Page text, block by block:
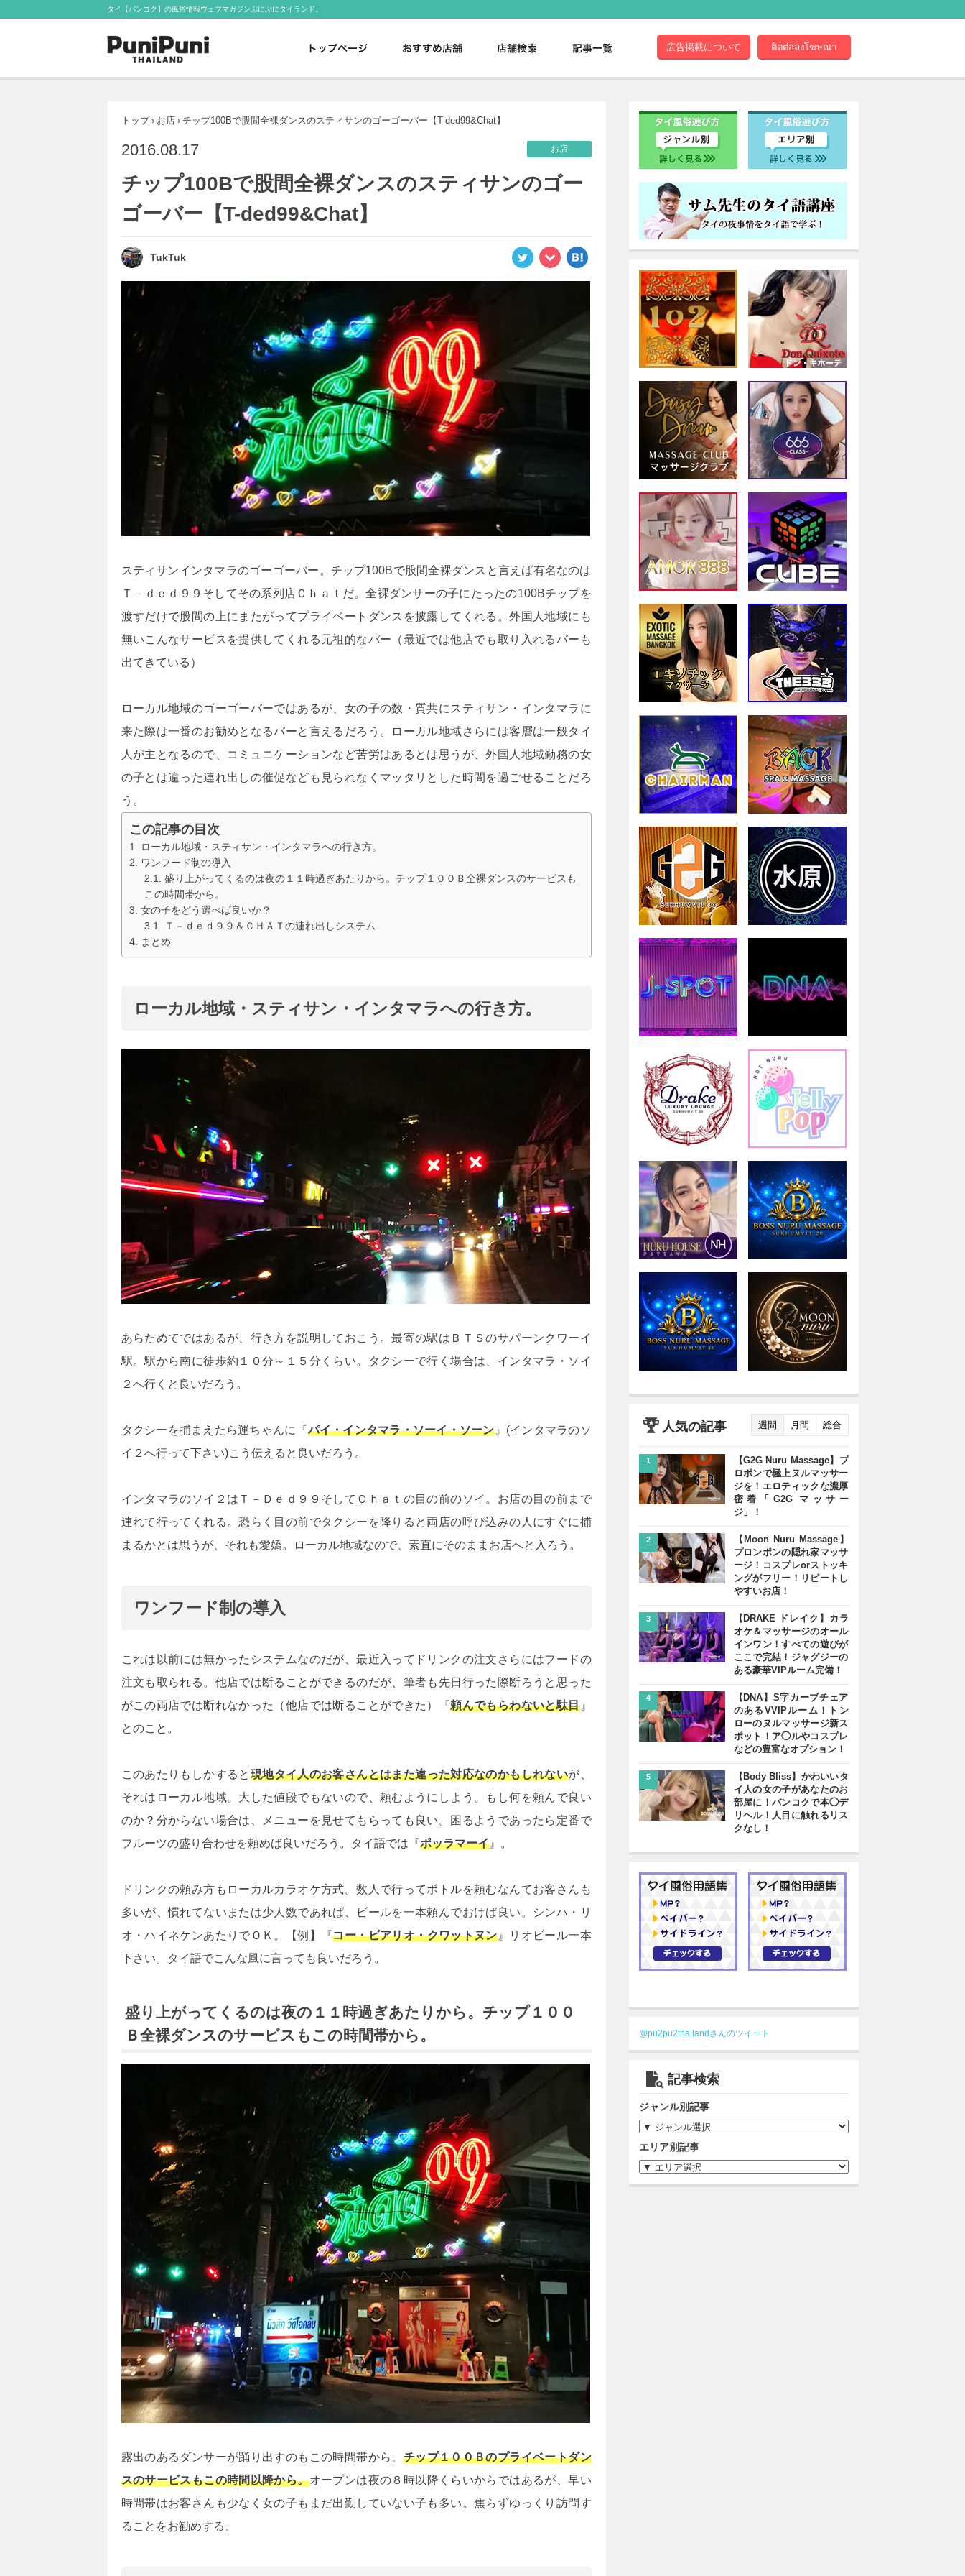
タイ【バンコク】の風俗情報ウェブマガジンぷにぷにタイランド。
広告掲載について ติดต่อลงโฆษณา
トップ › お店 › チップ100Bで股間全裸ダンスのスティサンのゴーゴーバー【T-ded99&Chat】
2016.08.17 お店
チップ100Bで股間全裸ダンスのスティサンのゴー
ゴーバー【T-ded99&Chat】
TukTuk
スティサンインタマラのゴーゴーバー。チップ100Bで股間全裸ダンスと言えば有名なのは
Ｔ－ｄｅｄ９９そしてその系列店Ｃｈａｔだ。全裸ダンサーの子にたったの100Bチップを
渡すだけで股間の上にまたがってプライベートダンスを披露してくれる。外国人地域にも
無いこんなサービスを提供してくれる元祖的なバー（最近では他店でも取り入れるバーも
出てきている）
ローカル地域のゴーゴーバーではあるが、女の子の数・質共にスティサン・インタマラに
来た際は一番のお勧めとなるバーと言えるだろう。ローカル地域さらには客層は一般タイ
人が主となるので、コミュニケーションなど苦労はあるとは思うが、外国人地域勤務の女
の子とは違った連れ出しの催促なども見られなくマッタリとした時間を過ごせることだろ
う。
この記事の目次
ローカル地域・スティサン・インタマラへの行き方。
ワンフード制の導入
盛り上がってくるのは夜の１１時過ぎあたりから。チップ１００Ｂ全裸ダンスのサービスも
この時間帯から。
女の子をどう選べば良いか？
Ｔ－ｄｅｄ９９＆ＣＨＡＴの連れ出しシステム
まとめ
ローカル地域・スティサン・インタマラへの行き方。
あらためてではあるが、行き方を説明しておこう。最寄の駅はＢＴＳのサパーンクワーイ
駅。駅から南に徒歩約１０分～１５分くらい。タクシーで行く場合は、インタマラ・ソイ
２へ行くと良いだろう。
タクシーを捕まえたら運ちゃんに『パイ・インタマラ・ソーイ・ソーン』(インタマラのソ
イ２へ行って下さい)こう伝えると良いだろう。
インタマラのソイ２はＴ－Ｄｅｄ９９そしてＣｈａｔの目の前のソイ。お店の目の前まで
連れて行ってくれる。恐らく目の前でタクシーを降りると両店の呼び込みの人にすぐに捕
まるかとは思うが、それも愛嬌。ローカル地域なので、素直にそのままお店へと入ろう。
ワンフード制の導入
これは以前には無かったシステムなのだが、最近入ってドリンクの注文さらにはフードの
注文も取られる。他店では断ることができるのだが、筆者も先日行った際断ろうと思った
がこの両店では断れなかった（他店では断ることができた）『頼んでもらわないと駄目』
とのこと。
このあたりもしかすると 現地タイ人のお客さんとはまた違った対応なのかもしれないが、
それはローカル地域。大した値段でもないので、頼むようにしよう。もし何を頼んで良い
のか？分からない場合は、メニューを見せてもらっても良い。困るようであったら定番で
フルーツの盛り合わせを頼めば良いだろう。タイ語では『ポッラマーイ』。
ドリンクの頼み方もローカルカラオケ方式。数人で行ってボトルを頼むなんてお客さんも
多いが、慣れてないまたは少人数であれば、ビールを一本頼んでおけば良い。シンハ・リ
オ・ハイネケンあたりでＯＫ。【例】『コー・ビアリオ・クワットヌン』リオビール一本
下さい。タイ語でこんな風に言っても良いだろう。
盛り上がってくるのは夜の１１時過ぎあたりから。チップ１００
Ｂ全裸ダンスのサービスもこの時間帯から。
露出のあるダンサーが踊り出すのもこの時間帯から。 チップ１００Ｂのプライベートダン
スのサービスもこの時間以降から。オープンは夜の８時以降くらいからではあるが、早い
時間帯はお客さんも少なく女の子もまだ出勤していない子も多い。焦らずゆっくり訪問す
ることをお勧めする。
人気の記事 週間 月間 総合
1
【G2G Nuru Massage】プ
ロポンで極上ヌルマッサー
ジを！エロティックな濃厚
密着「G2G マッサー
ジ」！
2
【Moon Nuru Massage】
プロンポンの隠れ家マッサ
ージ！コスプレorストッキ
ングがフリー！リピートし
やすいお店！
3
【DRAKE ドレイク】カラ
オケ＆マッサージのオール
インワン！すべての遊びが
ここで完結！ジャグジーの
ある豪華VIPルーム完備！
4
【DNA】S字カーブチェア
のあるVVIPルーム！トン
ローのヌルマッサージ新ス
ポット！ア◯ルやコスプレ
などの豊富なオプション！
5
【Body Bliss】かわいいタ
イ人の女の子があなたのお
部屋に！バンコクで本◯デ
リヘル！人目に触れるリス
クなし！
@pu2pu2thailandさんのツイート
記事検索
ジャンル別記事
エリア別記事